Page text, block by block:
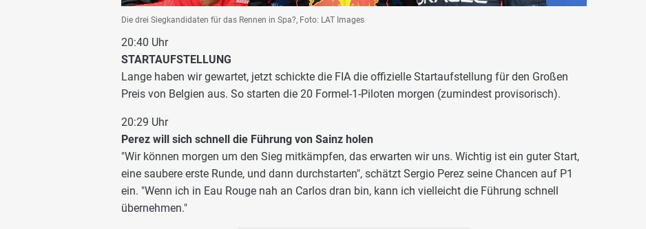
Die drei Siegkandidaten für das Rennen in Spa?, Foto: LAT Images
20:40 Uhr
STARTAUFSTELLUNG
Lange haben wir gewartet, jetzt schickte die FIA die offizielle Startaufstellung für den Großen
Preis von Belgien aus. So starten die 20 Formel-1-Piloten morgen (zumindest provisorisch).
20:29 Uhr
Perez will sich schnell die Führung von Sainz holen
"Wir können morgen um den Sieg mitkämpfen, das erwarten wir uns. Wichtig ist ein guter Start,
eine saubere erste Runde, und dann durchstarten", schätzt Sergio Perez seine Chancen auf P1
ein. "Wenn ich in Eau Rouge nah an Carlos dran bin, kann ich vielleicht die Führung schnell
übernehmen."